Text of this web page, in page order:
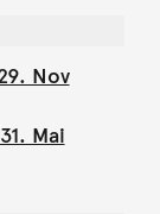
Nov
Mai